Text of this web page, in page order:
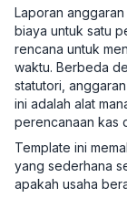
Laporan
biaya untuk satu
rencana untuk
waktu. Berbeda
statutori,
ini adalah alat
perencanaan kas
Template ini
yang sederhana
apakah usaha